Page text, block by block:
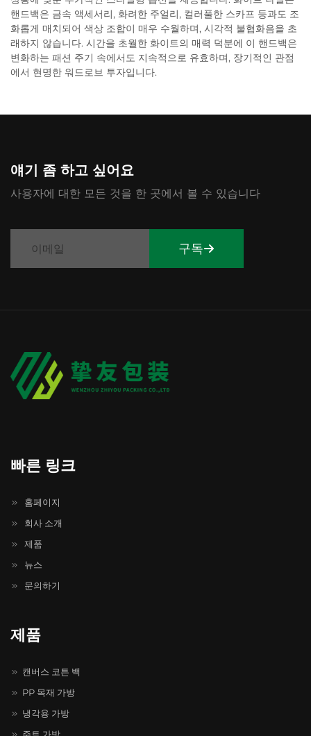
핸드백은 금속 액세서리, 화려한 주얼리, 컬러풀한 스카프 등과도 조
화롭게 매치되어 색상 조합이 매우 수월하며, 시각적 불협화음을 초
래하지 않습니다. 시간을 초월한 화이트의 매력 덕분에 이 핸드백은
변화하는 패션 주기 속에서도 지속적으로 유효하며, 장기적인 관점
에서 현명한 워드로브 투자입니다.
얘기 좀 하고 싶어요
사용자에 대한 모든 것을 한 곳에서 볼 수 있습니다
구독
빠른 링크
홈페이지
회사 소개
제품
뉴스
문의하기
제품
캔버스 코튼 백
PP 목재 가방
냉각용 가방